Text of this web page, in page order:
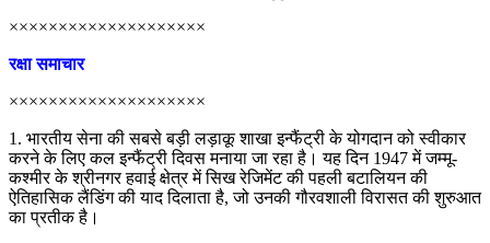
××××××××××××××××××××
रक्षा समाचार
××××××××××××××××××××
1. भारतीय सेना की सबसे बड़ी लड़ाकू शाखा इन्फैंट्री के योगदान को स्वीकार
करने के लिए कल इन्फैंट्री दिवस मनाया जा रहा है। यह दिन 1947 में जम्मू-
कश्मीर के श्रीनगर हवाई क्षेत्र में सिख रेजिमेंट की पहली बटालियन की
ऐतिहासिक लैंडिंग की याद दिलाता है, जो उनकी गौरवशाली विरासत की शुरुआत
का प्रतीक है।